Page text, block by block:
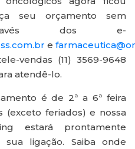
seu orçamento sem
dos e-
e
vendas (11) 3569-9648
atendê-lo.
é de 2ª a 6ª feira
(exceto feriados) e nossa
estará prontamente
ligação. Saiba onde